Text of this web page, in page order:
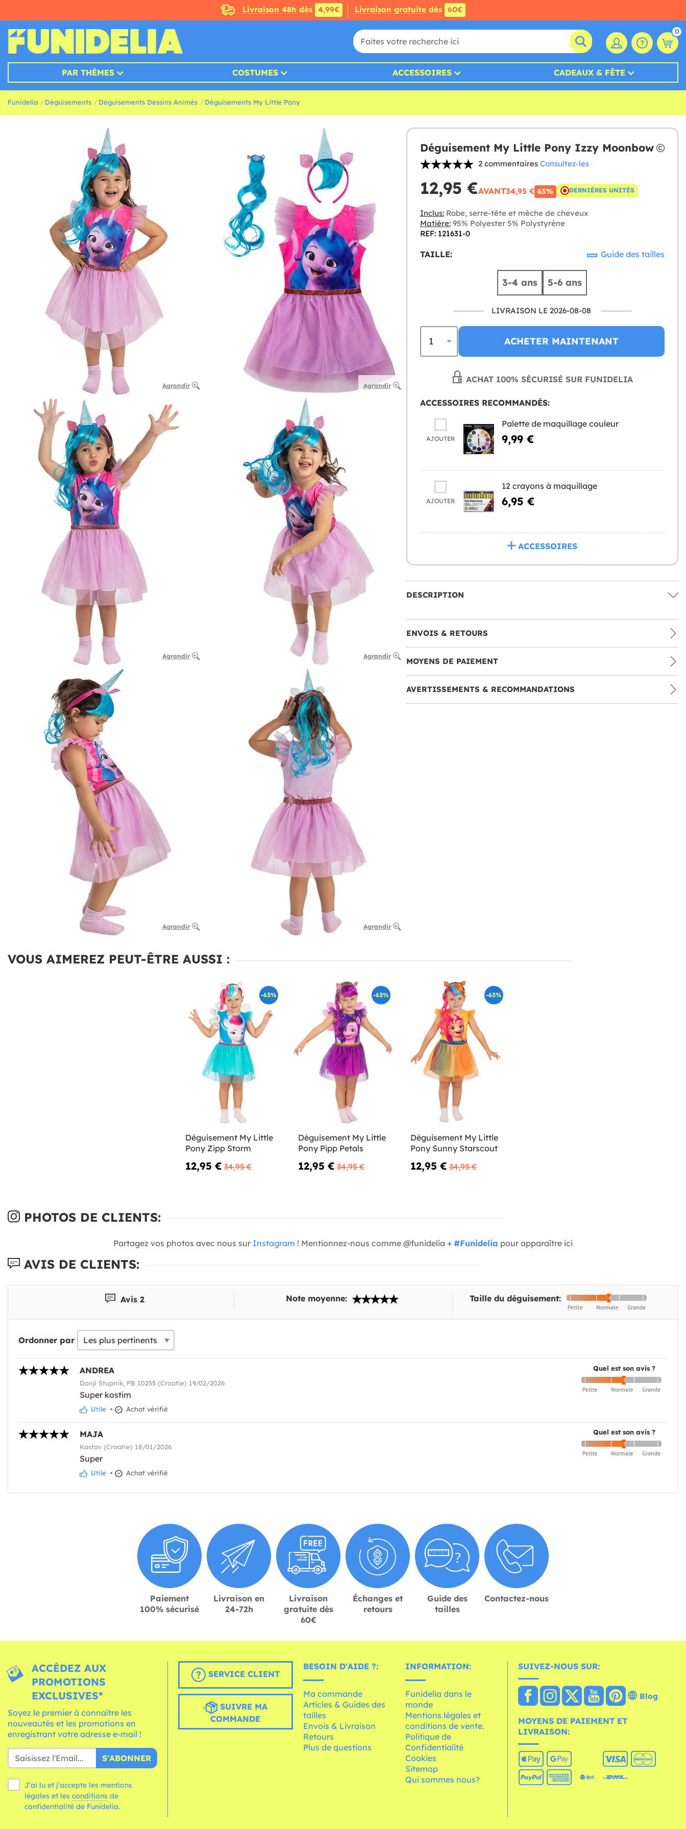
Livraison 48h dès 4,99€ Livraison gratuite dès 60€
0
PAR THÈMES COSTUMES ACCESSOIRES CADEAUX & FÊTE
Funidelia Déguisements Déguisements Dessins Animés Déguisements My Little Pony
Agrandir Agrandir
Agrandir Agrandir
Agrandir Agrandir
Déguisement My Little Pony Izzy Moonbow
2 commentaires Consultez-les
12,95 €AVANT34,95 € 63% DERNIÈRES UNITÉS
Inclus:Robe, serre-tête et mèche de cheveux
Matière:95% Polyester 5% Polystyrène
REF: 121631-0
TAILLE: Guide des tailles
3-4 ans 5-6 ans
LIVRAISON LE 2026-08-08
ACHETER MAINTENANT
ACHAT 100% SÉCURISÉ SUR FUNIDELIA
ACCESSOIRES RECOMMANDÉS:
AJOUTER
Palette de maquillage couleur
9,99 €
AJOUTER
12 crayons à maquillage
6,95 €
ACCESSOIRES
DESCRIPTION
ENVOIS & RETOURS
MOYENS DE PAIEMENT
AVERTISSEMENTS & RECOMMANDATIONS
VOUS AIMEREZ PEUT-ÊTRE AUSSI :
-63%
Déguisement My Little
Pony Zipp Storm
12,95 € 34,95 €
-63%
Déguisement My Little
Pony Pipp Petals
12,95 € 34,95 €
-63%
Déguisement My Little
Pony Sunny Starscout
12,95 € 34,95 €
PHOTOS DE CLIENTS:
Partagez vos photos avec nous sur Instagram ! Mentionnez-nous comme @funidelia + #Funidelia pour apparaître ici
AVIS DE CLIENTS:
Avis 2 Note moyenne: Taille du déguisement:
Ordonner par
Quel est son avis ?
ANDREA
Donji Stupnik, PB 10255 (Croatie) 19/02/2026
Super kostim
Utile • Achat vérifié
Quel est son avis ?
MAJA
Kastav (Croatie) 18/01/2026
Super
Utile • Achat vérifié
Paiement
100% sécurisé
Livraison en
24-72h
Livraison
gratuite dès
60€
Échanges et
retours
Guide des
tailles
Contactez-nous
ACCÉDEZ AUX
PROMOTIONS
EXCLUSIVES*
Soyez le premier à connaître les
nouveautés et les promotions en
enregistrant votre adresse e-mail !
S'ABONNER
J'ai lu et j'accepte les mentions
légales et les conditions
confidentialité de Funidelia.
SERVICE CLIENT
SUIVRE MA
COMMANDE
BESOIN D'AIDE ?:
Ma commande
Articles & Guides des
tailles
Envois & Livraison
Retours
Plus de questions
INFORMATION:
Funidelia dans le
monde
Mentions légales et
conditions de vente.
Politique de
Confidentialité
Cookies
Sitemap
Qui sommes nous?
SUIVEZ-NOUS SUR:
Blog
MOYENS DE PAIEMENT ET
LIVRAISON: